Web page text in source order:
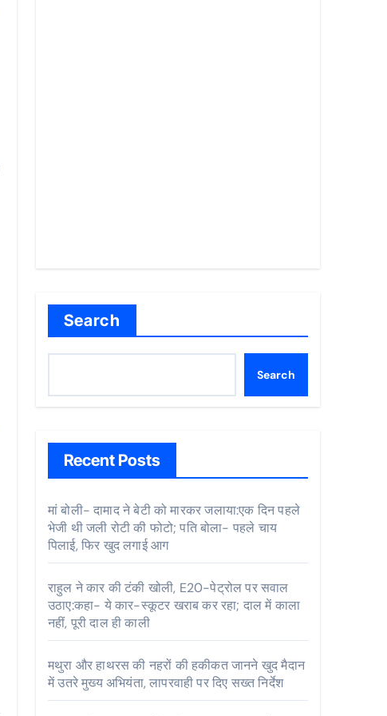
Search
Search
Recent Posts
मां बोली- दामाद ने बेटी को मारकर जलाया:एक दिन पहले
भेजी थी जली रोटी की फोटो; पति बोला- पहले चाय
पिलाई, फिर खुद लगाई आग
राहुल ने कार की टंकी खोली, E20-पेट्रोल पर सवाल
उठाए:कहा- ये कार-स्कूटर खराब कर रहा; दाल में काला
नहीं, पूरी दाल ही काली
मथुरा और हाथरस की नहरों की हकीकत जानने खुद मैदान
में उतरे मुख्य अभियंता, लापरवाही पर दिए सख्त निर्देश